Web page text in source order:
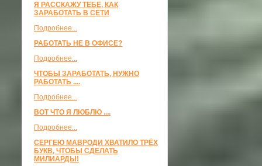
Я РАССКАЖУ ТЕБЕ, КАК
ЗАРАБОТАТЬ В СЕТИ
Подробнее...
РАБОТАТЬ НЕ В ОФИСЕ?
Подробнее...
ЧТОБЫ ЗАРАБОТАТЬ, НУЖНО
РАБОТАТЬ ....
Подробнее...
ВОТ ЧТО Я ЛЮБЛЮ ....
Подробнее...
СЕРГЕЮ МАВРОДИ ХВАТИЛО ТРЁХ
БУКВ, ЧТОБЫ СДЕЛАТЬ
МИЛИАРДЫ!